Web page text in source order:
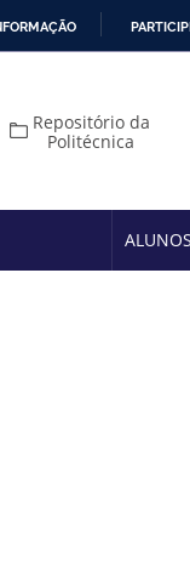
Repositório da
Politécnica